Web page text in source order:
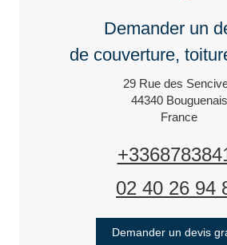
Demander un
de couverture,
29 Rue des
44340 Bouguenais
France
02 40 26 94
Demander un devis